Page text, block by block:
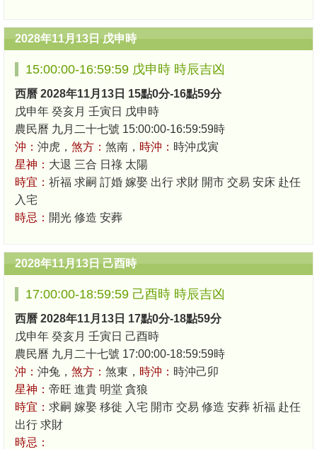
2028年11月13日 戊申時
15:00:00-16:59:59 戊申時 時辰吉凶
西曆 2028年11月13日 15點0分-16點59分
戊申年 癸亥月 壬寅日 戊申時
農民曆 九月二十七號 15:00:00-16:59:59時
沖： 沖虎， 煞方： 煞南， 時沖： 時沖戊寅
星神： 大退 三合 日祿 太陽
時宜： 祈福 求嗣 訂婚 嫁娶 出行 求財 開市 交易 安床 赴任
入宅
時忌： 開光 修造 安葬
2028年11月13日 己酉時
17:00:00-18:59:59 己酉時 時辰吉凶
西曆 2028年11月13日 17點0分-18點59分
戊申年 癸亥月 壬寅日 己酉時
農民曆 九月二十七號 17:00:00-18:59:59時
沖： 沖兔， 煞方： 煞東， 時沖： 時沖己卯
星神： 帝旺 進貴 明堂 貪狼
時宜： 求嗣 嫁娶 移徙 入宅 開市 交易 修造 安葬 祈福 赴任
出行 求財
時忌：